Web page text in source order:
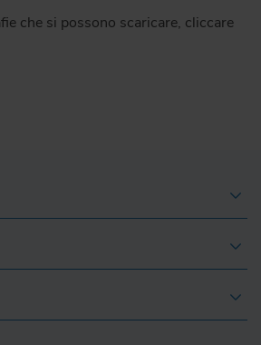
che si possono scaricare, cliccare